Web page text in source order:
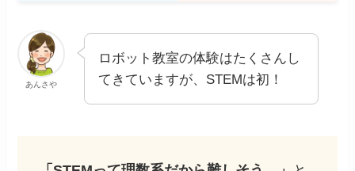
あんさや
ロボット教室の体験はたくさんし
てきていますが、STEMは初！